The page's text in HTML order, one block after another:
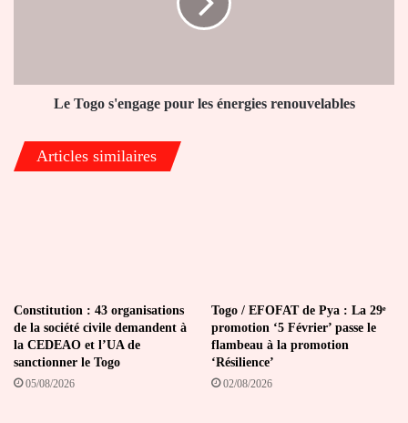
Le Togo s'engage pour les énergies renouvelables
Articles similaires
Constitution : 43 organisations
de la société civile demandent à
la CEDEAO et l’UA de
sanctionner le Togo
05/08/2026
Togo / EFOFAT de Pya : La 29ᵉ
promotion ‘5 Février’ passe le
flambeau à la promotion
‘Résilience’
02/08/2026